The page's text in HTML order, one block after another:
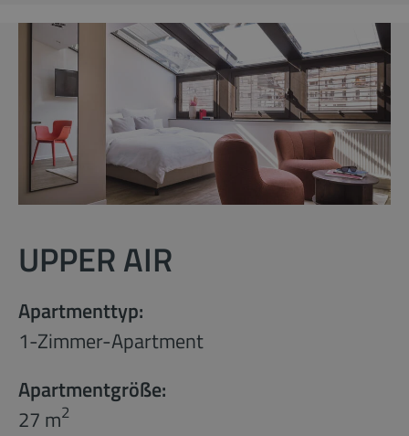
UPPER AIR
Apartmenttyp:
1-Zimmer-Apartment
Apartmentgröße:
27 m2